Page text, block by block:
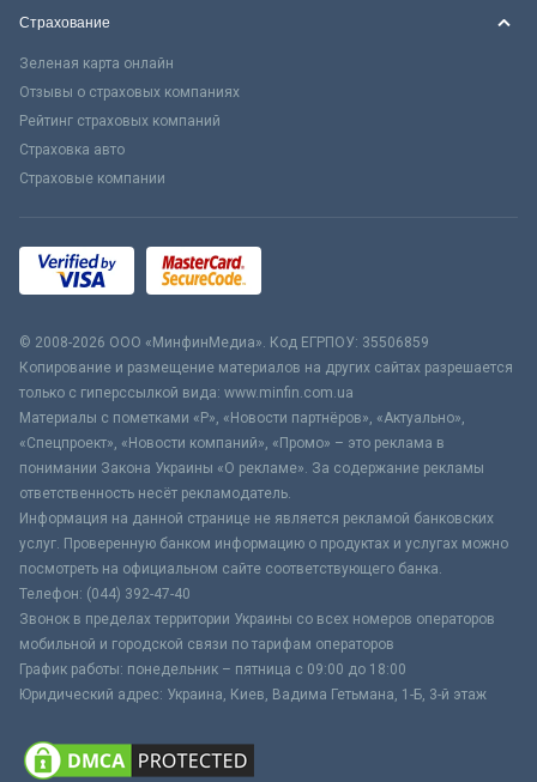
Страхование
Зеленая карта онлайн
Отзывы о страховых компаниях
Рейтинг страховых компаний
Страховка авто
Страховые компании
© 2008-2026 ООО «МинфинМедиа». Код ЕГРПОУ: 35506859
Копирование и размещение материалов на других сайтах разрешается
только с гиперссылкой вида: www.minfin.com.ua
Материалы с пометками «Р», «Новости партнёров», «Актуально»,
«Спецпроект», «Новости компаний», «Промо» – это реклама в
понимании Закона Украины «О рекламе». За содержание рекламы
ответственность несёт рекламодатель.
Информация на данной странице не является рекламой банковских
услуг. Проверенную банком информацию о продуктах и услугах можно
посмотреть на официальном сайте соответствующего банка.
Телефон: (044) 392-47-40
Звонок в пределах территории Украины со всех номеров операторов
мобильной и городской связи по тарифам операторов
График работы: понедельник – пятница с 09:00 до 18:00
Юридический адрес: Украина, Киев, Вадима Гетьмана, 1-Б, 3-й этаж